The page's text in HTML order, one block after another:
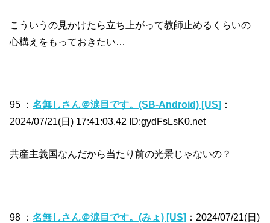
こういうの見かけたら立ち上がって教師止めるくらいの
心構えをもっておきたい…
95 ：名無しさん＠涙目です。(SB-Android) [US] ：
2024/07/21(日) 17:41:03.42 ID:gydFsLsK0.net
共産主義国なんだから当たり前の光景じゃないの？
98 ：名無しさん＠涙目です。(みょ) [US] ：2024/07/21(日)